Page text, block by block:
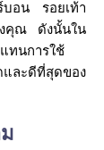
บอน รอยเท้า
งคุณ ดังนั้นใน
ทนการใช้
ละดีที่สุดของ